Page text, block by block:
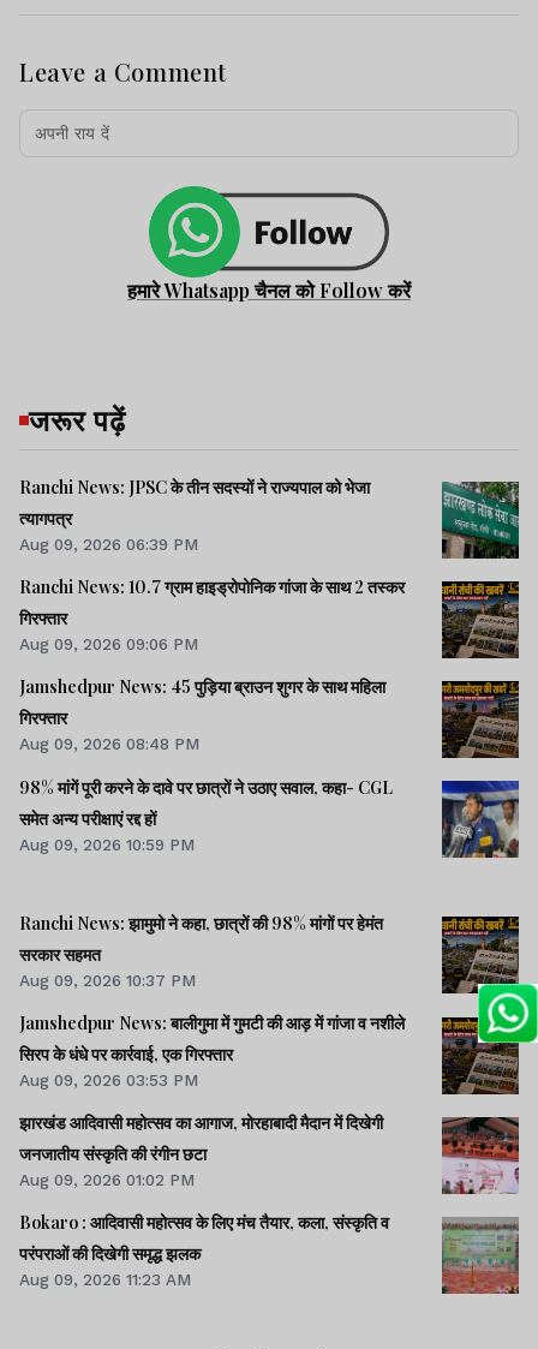
Leave a Comment
हमारे Whatsapp चैनल को Follow करें
जरूर पढ़ें
Ranchi News: JPSC के तीन सदस्यों ने राज्यपाल को भेजा
त्यागपत्र
Aug 09, 2026 06:39 PM
Ranchi News: 10.7 ग्राम हाइड्रोपोनिक गांजा के साथ 2 तस्कर
गिरफ्तार
Aug 09, 2026 09:06 PM
Jamshedpur News: 45 पुड़िया ब्राउन शुगर के साथ महिला
गिरफ्तार
Aug 09, 2026 08:48 PM
98% मांगें पूरी करने के दावे पर छात्रों ने उठाए सवाल, कहा- CGL
समेत अन्य परीक्षाएं रद्द हों
Aug 09, 2026 10:59 PM
Ranchi News: झामुमो ने कहा, छात्रों की 98% मांगों पर हेमंत
सरकार सहमत
Aug 09, 2026 10:37 PM
Jamshedpur News: बालीगुमा में गुमटी की आड़ में गांजा व नशीले
सिरप के धंधे पर कार्रवाई, एक गिरफ्तार
Aug 09, 2026 03:53 PM
झारखंड आदिवासी महोत्सव का आगाज, मोरहाबादी मैदान में दिखेगी
जनजातीय संस्कृति की रंगीन छटा
Aug 09, 2026 01:02 PM
Bokaro : आदिवासी महोत्सव के लिए मंच तैयार, कला, संस्कृति व
परंपराओं की दिखेगी समृद्ध झलक
Aug 09, 2026 11:23 AM